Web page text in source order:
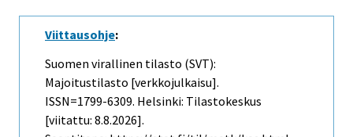
Viittausohje:
Suomen virallinen tilasto (SVT):
Majoitustilasto [verkkojulkaisu].
ISSN=1799-6309. Helsinki: Tilastokeskus
[viitattu: 8.8.2026].